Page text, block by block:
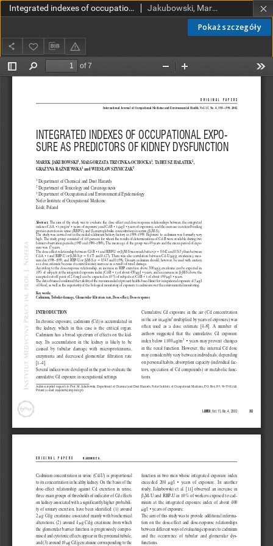
Pokaż szczegóły
Integrated indexes of occupational exposure as predictors of kidney dysfunction Jakubowski, Marek; Trzcinka-Ochocka, Małgorzata; Hałatek, Tadeusz; Raźniewska, Grażyna; Szymczak, Wiesław